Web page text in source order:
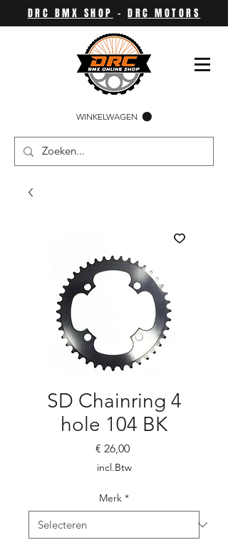
DRC BMX SHOP -DRC MOTORS
WINKELWAGEN
SD Chainring 4
hole 104 BK
€ 26,00Prijs
incl.Btw
Merk *